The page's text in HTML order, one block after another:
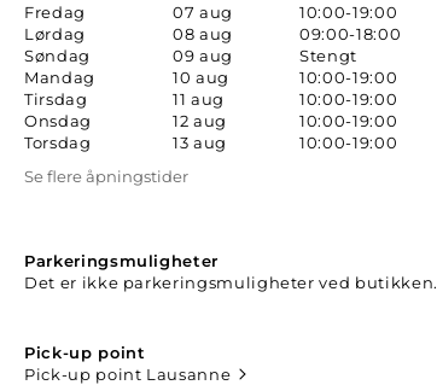
Fredag
07 aug
10:00-19:00
Lørdag
08 aug
09:00-18:00
Søndag
09 aug
Stengt
Mandag
10 aug
10:00-19:00
Tirsdag
11 aug
10:00-19:00
Onsdag
12 aug
10:00-19:00
Torsdag
13 aug
10:00-19:00
Se flere åpningstider
Parkeringsmuligheter
Det er ikke parkeringsmuligheter ved butikken.
Pick-up point
Pick-up point Lausanne